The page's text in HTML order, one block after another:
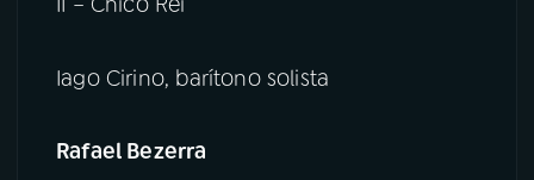
Iago Cirino, barítono solista
Rafael Bezerra